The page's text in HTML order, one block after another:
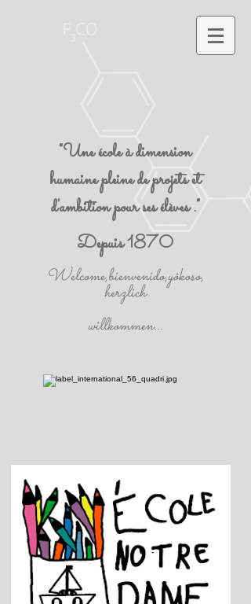
"Une école à dimension
humaine pleine de projets et
d'ambition pour ses élèves ."
Depuis 1870
Welcome,bienvenido,yôkoso,
herzlich
willkommen...